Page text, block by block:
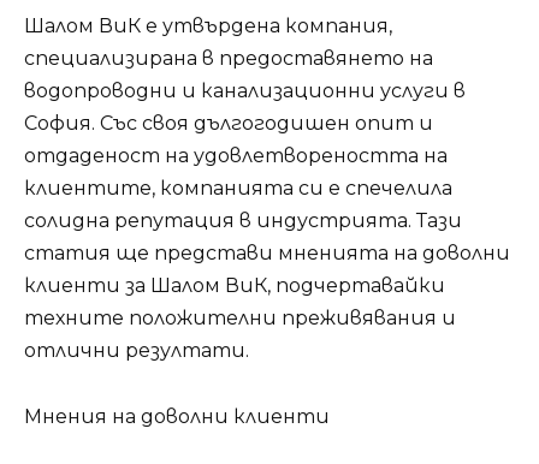
Шалом ВиК е утвърдена компания,
специализирана в предоставянето на
водопроводни и канализационни услуги в
София. Със своя дългогодишен опит и
отдаденост на удовлетвореността на
клиентите, компанията си е спечелила
солидна репутация в индустрията. Тази
статия ще представи мненията на доволни
клиенти за Шалом ВиК, подчертавайки
техните положителни преживявания и
отлични резултати.
Мнения на доволни клиенти